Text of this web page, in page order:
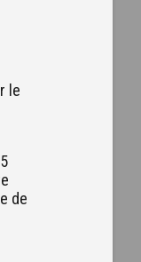
le
de